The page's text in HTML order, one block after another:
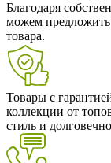
Благодаря
можем предложить
товара.
Товары с
коллекции от
стиль и